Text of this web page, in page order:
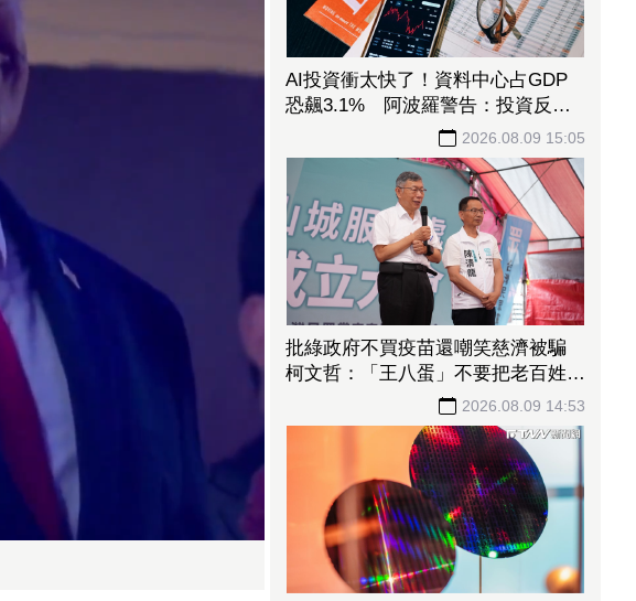
AI投資衝太快了！資料中心占GDP
恐飆3.1% 阿波羅警告：投資反轉
恐重演「次貸式衝擊」2026.08.09 15:05
批綠政府不買疫苗還嘲笑慈濟被騙
柯文哲：「王八蛋」不要把老百姓當
2026.08.09 14:53